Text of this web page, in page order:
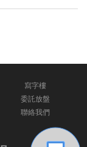
寫字樓
委託放盤
聯絡我們